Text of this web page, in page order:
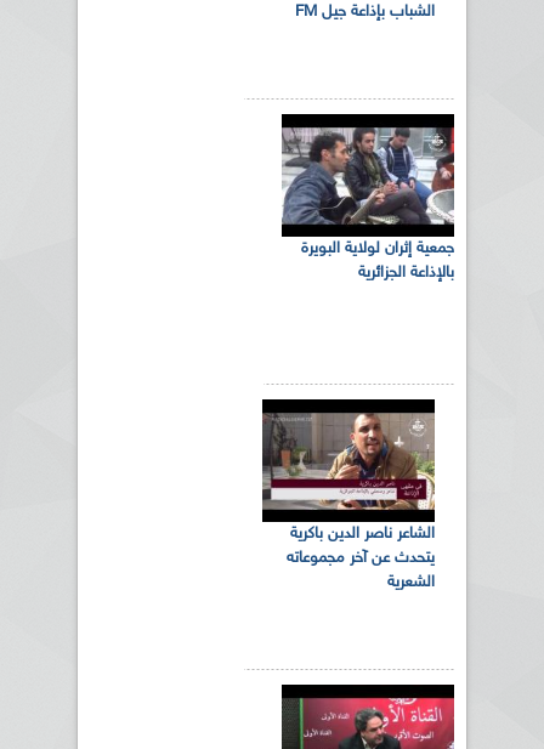
الشباب بإذاعة جيل FM
جمعية إثران لولاية البويرة
بالإذاعة الجزائرية
الشاعر ناصر الدين باكرية
يتحدث عن آخر مجموعاته
الشعرية